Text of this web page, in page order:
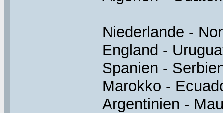
Niederlande -
England -
Spanien -
Marokko -
Argentinien -